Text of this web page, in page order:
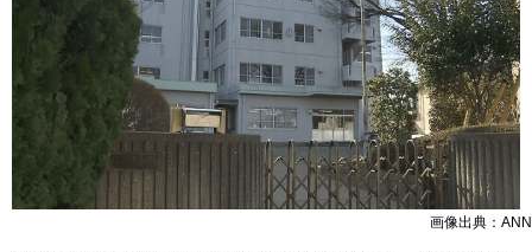
画像出典：ANN